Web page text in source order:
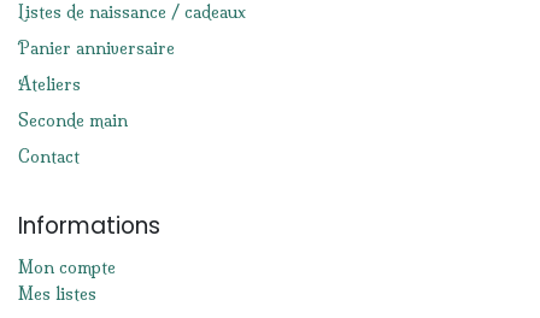
Listes de naissance / cadeaux
Panier anniversaire
Ateliers
Seconde main
Contact
Informations
Mon compte
Mes listes